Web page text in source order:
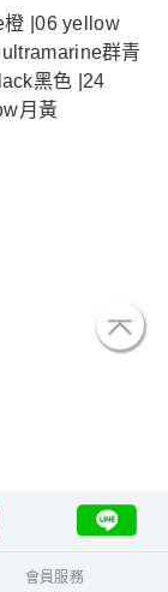
橙 |06 yellow
群青
黑色 |24
月黃
會員服務